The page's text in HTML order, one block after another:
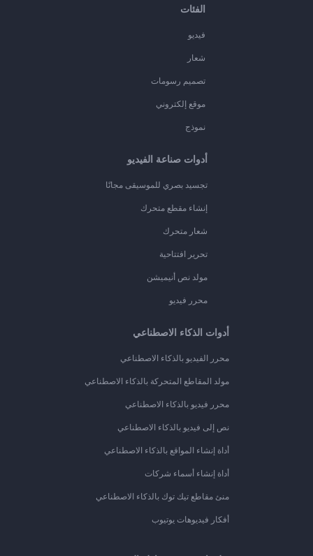
الفئات
فيديو
شعار
تصميم رسومات
موقع إلكتروني
نموذج
أدوات صناعة الفيديو
تجسيد بصري للموسيقى مجانًا
إنشاء مقطع متحرك
شعار متحرك
تحرير افتتاحية
مولد نص أنيميشن
محرر فيديو
أدوات الذكاء الاصطناعي
محرر الفيديو بالذكاء الاصطناعي
مولد المقاطع المتحركة بالذكاء الاصطناعي
محرر فيديو بالذكاء الاصطناعي
نص إلى فيديو بالذكاء الاصطناعي
أداة إنشاء المواقع بالذكاء الاصطناعي
أداة إنشاء أسماء شركات
منئ مقاطع تيك توك بالذكاء الاصطناعي
أفكار فيديوهات يوتيوب